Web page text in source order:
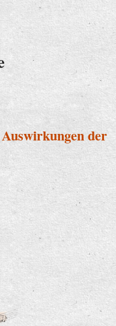
der
von Auswirkungen